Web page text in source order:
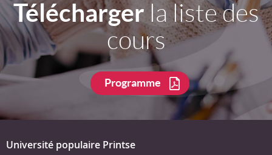
Téléchargerla liste des
cours
Programme
Université populaire Printse